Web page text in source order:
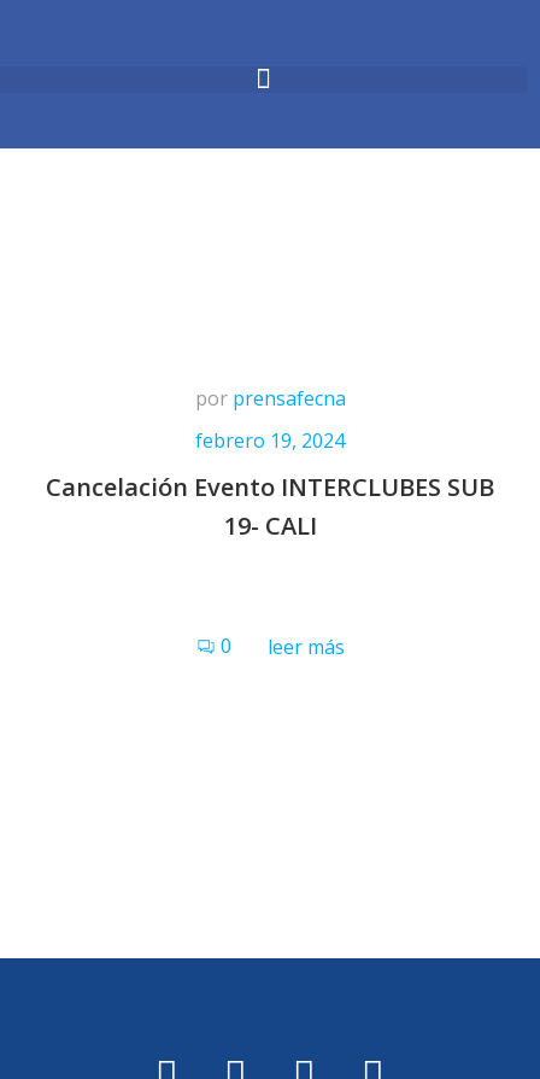
por prensafecna
febrero 19, 2024
Cancelación Evento INTERCLUBES SUB
19- CALI
0 leer más